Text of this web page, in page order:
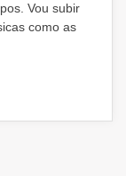
Vou subir
como as